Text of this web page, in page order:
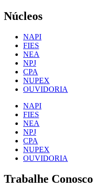
Núcleos
NAPI
FIES
NEA
NPJ
CPA
NUPEX
OUVIDORIA
NAPI
FIES
NEA
NPJ
CPA
NUPEX
OUVIDORIA
Trabalhe Conosco